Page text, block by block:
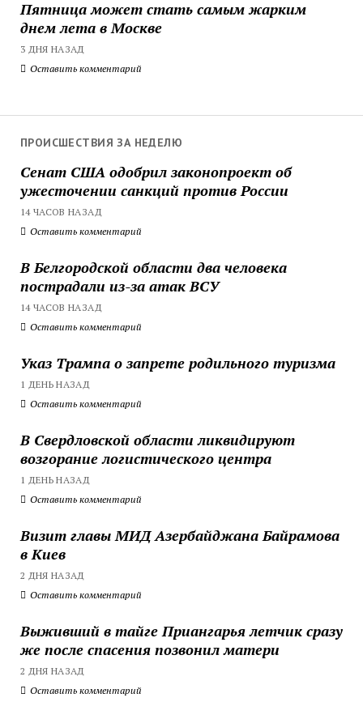
Пятница может стать самым жарким
днем лета в Москве
3 ДНЯ НАЗАД
Оставить комментарий
ПРОИСШЕСТВИЯ ЗА НЕДЕЛЮ
Сенат США одобрил законопроект об
ужесточении санкций против России
14 ЧАСОВ НАЗАД
Оставить комментарий
В Белгородской области два человека
пострадали из-за атак ВСУ
14 ЧАСОВ НАЗАД
Оставить комментарий
Указ Трампа о запрете родильного туризма
1 ДЕНЬ НАЗАД
Оставить комментарий
В Свердловской области ликвидируют
возгорание логистического центра
1 ДЕНЬ НАЗАД
Оставить комментарий
Визит главы МИД Азербайджана Байрамова
в Киев
2 ДНЯ НАЗАД
Оставить комментарий
Выживший в тайге Приангарья летчик сразу
же после спасения позвонил матери
2 ДНЯ НАЗАД
Оставить комментарий